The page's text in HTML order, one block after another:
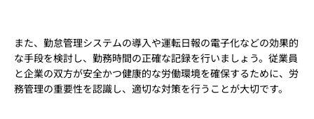
また、勤怠管理システムの導入や運転日報の電子化などの効果的
な手段を検討し、勤務時間の正確な記録を行いましょう。従業員
と企業の双方が安全かつ健康的な労働環境を確保するために、労
務管理の重要性を認識し、適切な対策を行うことが大切です。